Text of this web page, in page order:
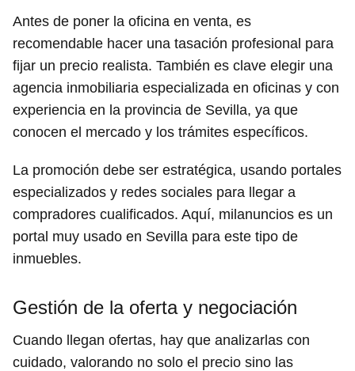
Antes de poner la oficina en venta, es
recomendable hacer una tasación profesional para
fijar un precio realista. También es clave elegir una
agencia inmobiliaria especializada en oficinas y con
experiencia en la provincia de Sevilla, ya que
conocen el mercado y los trámites específicos.
La promoción debe ser estratégica, usando portales
especializados y redes sociales para llegar a
compradores cualificados. Aquí, milanuncios es un
portal muy usado en Sevilla para este tipo de
inmuebles.
Gestión de la oferta y negociación
Cuando llegan ofertas, hay que analizarlas con
cuidado, valorando no solo el precio sino las